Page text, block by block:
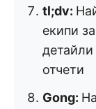
tl;dv:
екипи
отчети
Gong: